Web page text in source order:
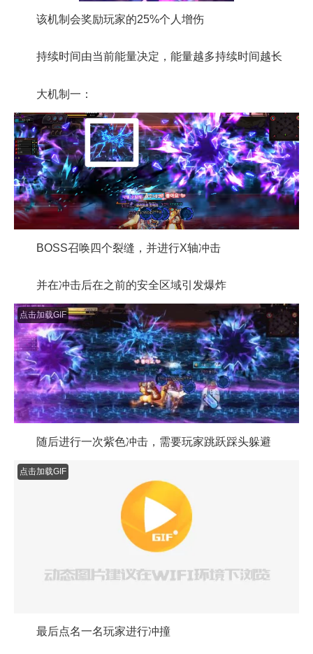
该机制会奖励玩家的25%个人增伤
持续时间由当前能量决定，能量越多持续时间越长
大机制一：
BOSS召唤四个裂缝，并进行X轴冲击
并在冲击后在之前的安全区域引发爆炸
点击加载GIF
随后进行一次紫色冲击，需要玩家跳跃踩头躲避
点击加载GIF
最后点名一名玩家进行冲撞